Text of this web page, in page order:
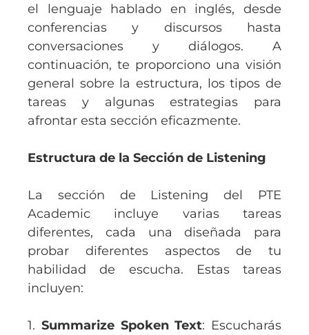
el lenguaje hablado en inglés, desde
conferencias y discursos hasta
conversaciones y diálogos. A
continuación, te proporciono una visión
general sobre la estructura, los tipos de
tareas y algunas estrategias para
afrontar esta sección eficazmente.
Estructura de la Sección de Listening
La sección de Listening del PTE
Academic incluye varias tareas
diferentes, cada una diseñada para
probar diferentes aspectos de tu
habilidad de escucha. Estas tareas
incluyen:
1. Summarize Spoken Text: Escucharás